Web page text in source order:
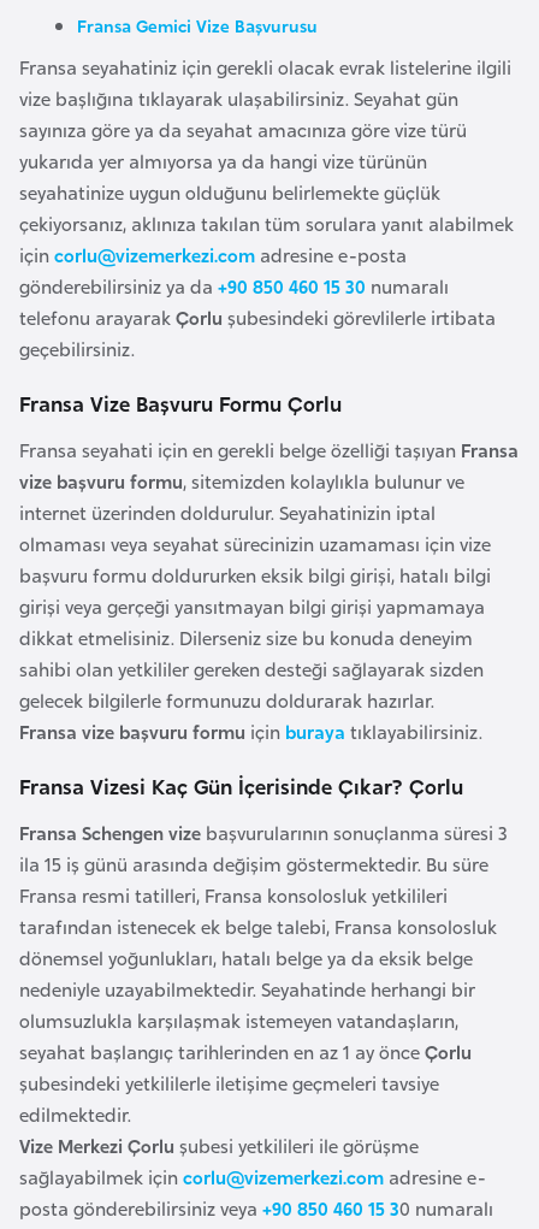
Fransa Gemici Vize Başvurusu
Fransa seyahatiniz için gerekli olacak evrak listelerine ilgili
vize başlığına tıklayarak ulaşabilirsiniz. Seyahat gün
sayınıza göre ya da seyahat amacınıza göre vize türü
yukarıda yer almıyorsa ya da hangi vize türünün
seyahatinize uygun olduğunu belirlemekte güçlük
çekiyorsanız, aklınıza takılan tüm sorulara yanıt alabilmek
içincorlu@vizemerkezi.com adresine e-posta
gönderebilirsiniz ya da +90 850 460 15 30 numaralı
telefonu arayarakÇorlu şubesindeki görevlilerle irtibata
geçebilirsiniz.
Fransa Vize Başvuru Formu Çorlu
Fransa seyahati için en gerekli belge özelliği taşıyan Fransa
vize başvuru formu, sitemizden kolaylıkla bulunur ve
internet üzerinden doldurulur. Seyahatinizin iptal
olmaması veya seyahat sürecinizin uzamaması için vize
başvuru formu doldururken eksik bilgi girişi, hatalı bilgi
girişi veya gerçeği yansıtmayan bilgi girişi yapmamaya
dikkat etmelisiniz. Dilerseniz size bu konuda deneyim
sahibi olan yetkililer gereken desteği sağlayarak sizden
gelecek bilgilerle formunuzu doldurarak hazırlar.
Fransa vize başvuru formu için buraya tıklayabilirsiniz.
Fransa Vizesi Kaç Gün İçerisinde Çıkar? Çorlu
Fransa Schengen vize başvurularının sonuçlanma süresi 3
ila 15 iş günü arasında değişim göstermektedir. Bu süre
Fransa resmi tatilleri, Fransa konsolosluk yetkilileri
tarafından istenecek ek belge talebi, Fransa konsolosluk
dönemsel yoğunlukları, hatalı belge ya da eksik belge
nedeniyle uzayabilmektedir. Seyahatinde herhangi bir
olumsuzlukla karşılaşmak istemeyen vatandaşların,
seyahat başlangıç tarihlerinden en az 1 ay önceÇorlu
şubesindeki yetkililerle iletişime geçmeleri tavsiye
edilmektedir.
Vize Merkezi Çorlu şubesi yetkilileri ile görüşme
sağlayabilmek içincorlu@vizemerkezi.com adresine e-
posta gönderebilirsiniz veya +90 850 460 15 30 numaralı
B
e
n
i
n
B
o
s
n
H
e
r
s
e
k
B
u
l
g
r
i
s
t
a
n
B
u
r
k
i
n
a